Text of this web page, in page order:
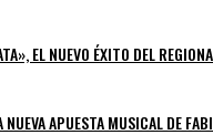
EL NUEVO ÉXITO DEL
NUEVA APUESTA MUSICAL DE